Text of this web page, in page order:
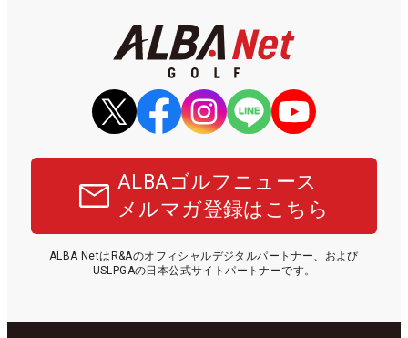
ALBAゴルフニュース
メルマガ登録はこちら
ALBA NetはR&Aのオフィシャルデジタルパートナー、および
USLPGAの日本公式サイトパートナーです。